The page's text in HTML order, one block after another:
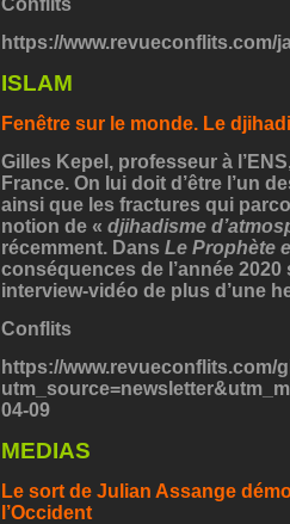
https://www.revueconflits.com/
ISLAM
Fenêtre sur le monde. Le
Gilles Kepel, professeur à
France. On lui doit d’être l’un
ainsi que les fractures qui
notion de « djihadisme
récemment. Dans Le Prophète
conséquences de l’année
interview-vidéo de plus d’une
Conflits
https://www.revueconflits.com/
04-09
MEDIAS
Le sort de Julian Assange
l’Occident